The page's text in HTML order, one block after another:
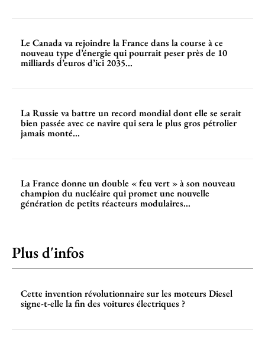
Le Canada va rejoindre la France dans la course à ce
nouveau type d’énergie qui pourrait peser près de 10
milliards d’euros d’ici 2035...
La Russie va battre un record mondial dont elle se serait
bien passée avec ce navire qui sera le plus gros pétrolier
jamais monté...
La France donne un double « feu vert » à son nouveau
champion du nucléaire qui promet une nouvelle
génération de petits réacteurs modulaires...
Plus d'infos
Cette invention révolutionnaire sur les moteurs Diesel
signe-t-elle la fin des voitures électriques ?